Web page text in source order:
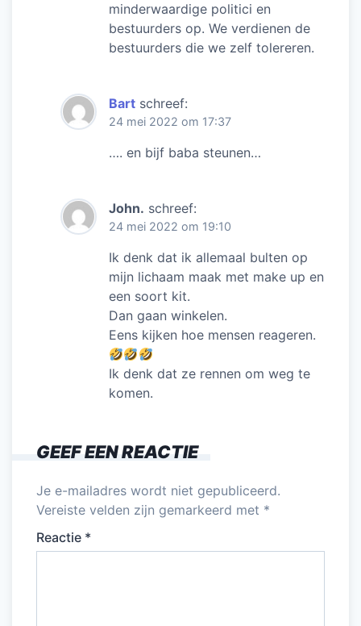
minderwaardige politici en
bestuurders op. We verdienen de
bestuurders die we zelf tolereren.
Bart schreef:
24 mei 2022 om 17:37
…. en bijf baba steunen…
John. schreef:
24 mei 2022 om 19:10
Ik denk dat ik allemaal bulten op
mijn lichaam maak met make up en
een soort kit.
Dan gaan winkelen.
Eens kijken hoe mensen reageren.
Ik denk dat ze rennen om weg te
komen.
GEEF EEN REACTIE
Je e-mailadres wordt niet gepubliceerd.
Vereiste velden zijn gemarkeerd met *
Reactie *